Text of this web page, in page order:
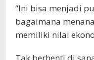
“Ini bisa menjadi
bagaimana
memiliki nilai